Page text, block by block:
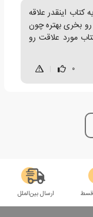
اینقدر علاقه
بخری بهتره چون
مورد علاقت رو
0
ارسال بین‌الملل